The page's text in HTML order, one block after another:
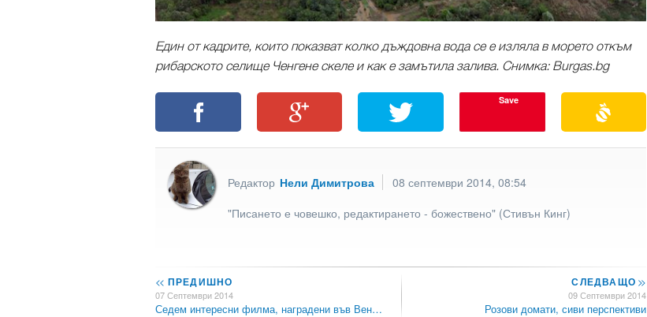
Един от кадрите, които показват колко дъждовна вода се е изляла в морето откъм
рибарското селище Ченгене скеле и как е замътила залива. Снимка: Burgas.bg
Save
Редактор Нели Димитрова
08 септември 2014, 08:54
"Писането е човешко, редактирането - божествено" (Стивън Кинг)
<< ПРЕДИШНО
07 Септември 2014
Седем интересни филма, наградени във Вен…
СЛЕДВАЩО>>
09 Септември 2014
Розови домати, сиви перспективи